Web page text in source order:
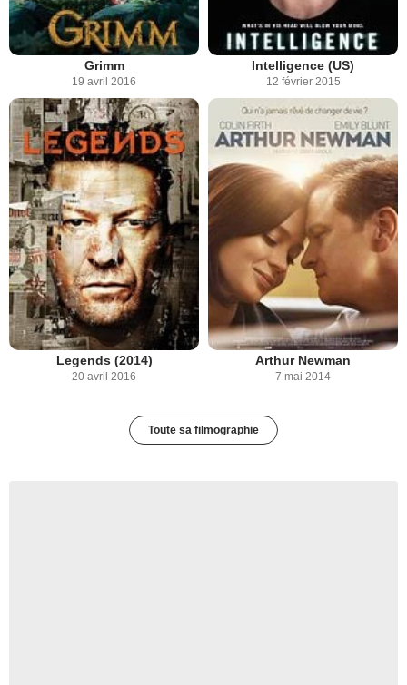
Grimm
19 avril 2016
Intelligence (US)
12 février 2015
Legends (2014)
20 avril 2016
Arthur Newman
7 mai 2014
Toute sa filmographie